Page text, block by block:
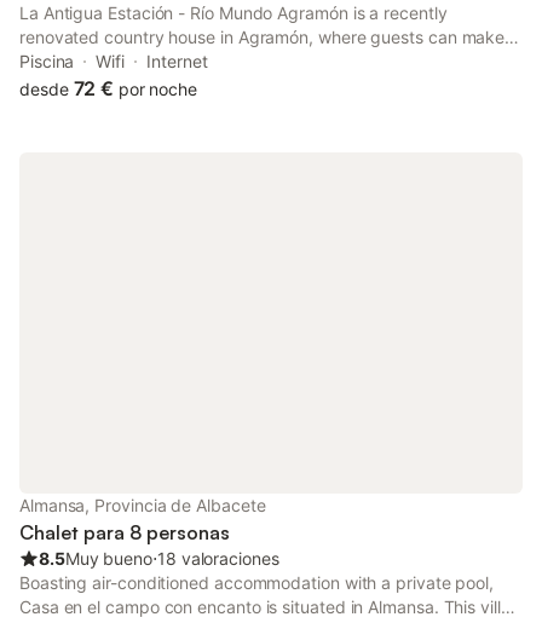
La Antigua Estación - Río Mundo Agramón is a recently
renovated country house in Agramón, where guests can make
the most of its garden and shared lounge. With mountain views,
this accommodation features a terrace and a swimming pool.
Piscina Wifi
Internet
desde 72 € por noche
Almansa, Provincia de Albacete
Chalet para 8 personas
8.5Muy bueno⋅18 valoraciones
Boasting air-conditioned accommodation with a private pool,
Casa en el campo con encanto is situated in Almansa. This villa